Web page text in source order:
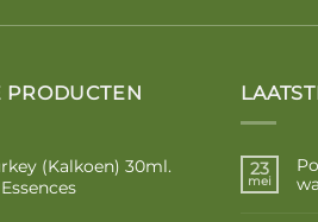
(Kalkoen) 30ml.
23
mei